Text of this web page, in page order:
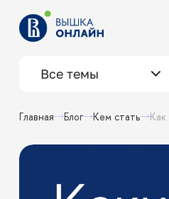
Все темы
Главная Блог Кем стать